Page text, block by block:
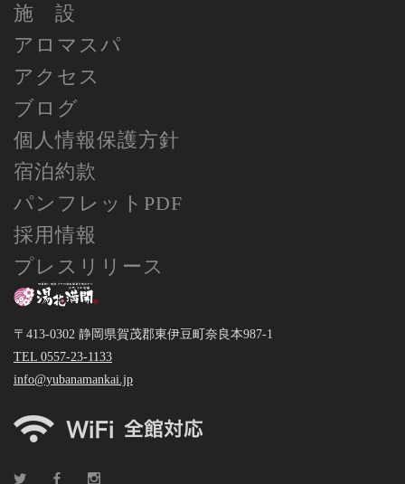
施 設
アロマスパ
アクセス
ブログ
個人情報保護方針
宿泊約款
パンフレットPDF
採用情報
プレスリリース
〒413-0302 静岡県賀茂郡東伊豆町奈良本987-1
TEL 0557-23-1133
info@yubanamankai.jp